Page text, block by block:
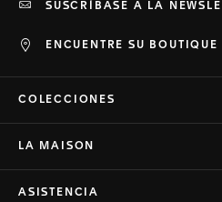
ENCUENTRE SU
SUSCRÍBASE A LA
COLECCIONES
LA MAISON
ASISTENCIA